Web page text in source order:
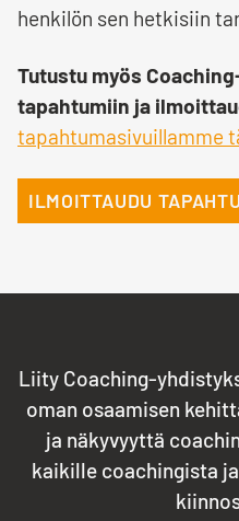
henkilön sen hetkisiin
Tutustu myös
tapahtumiin ja
tapahtumasivuillamme
ILMOITTAUDU
Liity Coaching-
oman osaamisen
ja näkyvyyttä
kaikille coachingista